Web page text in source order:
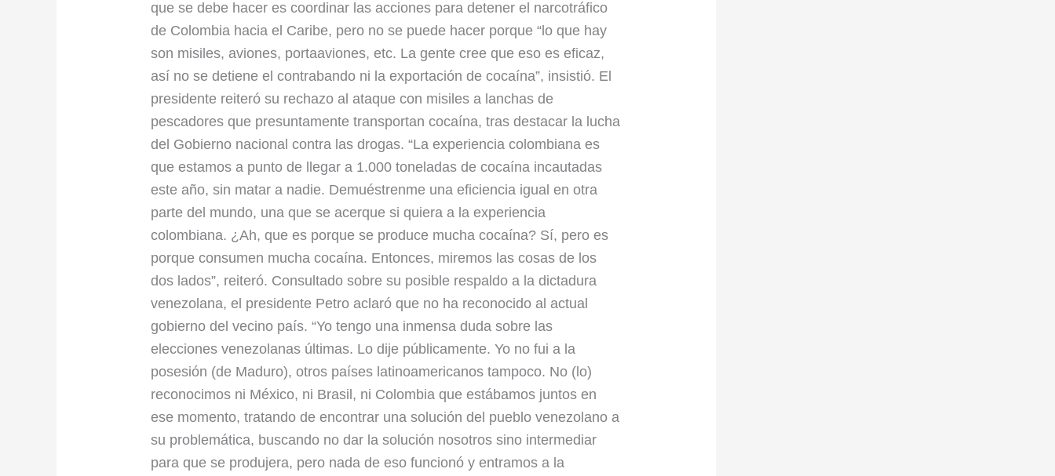
que se debe hacer es coordinar las acciones para detener el narcotráfico
de Colombia hacia el Caribe, pero no se puede hacer porque “lo que hay
son misiles, aviones, portaaviones, etc. La gente cree que eso es eficaz,
así no se detiene el contrabando ni la exportación de cocaína”, insistió. El
presidente reiteró su rechazo al ataque con misiles a lanchas de
pescadores que presuntamente transportan cocaína, tras destacar la lucha
del Gobierno nacional contra las drogas. “La experiencia colombiana es
que estamos a punto de llegar a 1.000 toneladas de cocaína incautadas
este año, sin matar a nadie. Demuéstrenme una eficiencia igual en otra
parte del mundo, una que se acerque si quiera a la experiencia
colombiana. ¿Ah, que es porque se produce mucha cocaína? Sí, pero es
porque consumen mucha cocaína. Entonces, miremos las cosas de los
dos lados”, reiteró. Consultado sobre su posible respaldo a la dictadura
venezolana, el presidente Petro aclaró que no ha reconocido al actual
gobierno del vecino país. “Yo tengo una inmensa duda sobre las
elecciones venezolanas últimas. Lo dije públicamente. Yo no fui a la
posesión (de Maduro), otros países latinoamericanos tampoco. No (lo)
reconocimos ni México, ni Brasil, ni Colombia que estábamos juntos en
ese momento, tratando de encontrar una solución del pueblo venezolano a
su problemática, buscando no dar la solución nosotros sino intermediar
para que se produjera, pero nada de eso funcionó y entramos a la